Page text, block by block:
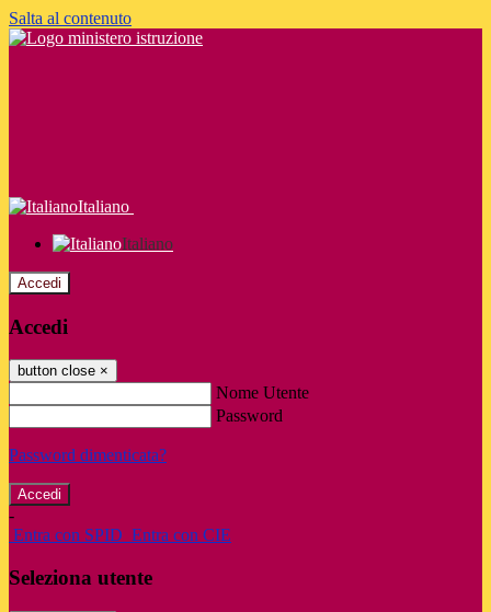
Salta al contenuto
Italiano
Italiano
Accedi
Accedi
button close ×
Nome Utente
Password
Password dimenticata?
-
Entra con SPID Entra con CIE
Seleziona utente